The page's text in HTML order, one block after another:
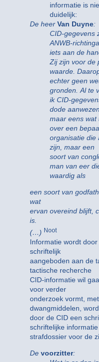
informatie is
duidelijk:
De heer Van Duyne:
CID-gegevens
ANWB-
iets aan de
Zij zijn voor de
waarde.
echter geen
gronden. Al te
ik CID-
dode
maar eens wat
over een
organisatie die
zijn, maar een
soort van
man van eer
waardig als
een soort van
wat
ervan overeind blijft,
is.
(…) Noot
Informatie wordt
schriftelijk
aangeboden aan de
tactische recherche
CID-informatie wil
voor verder
onderzoek vormt,
dwangmiddelen,
door de CID een
schriftelijke
strafdossier voor de
De voorzitter: